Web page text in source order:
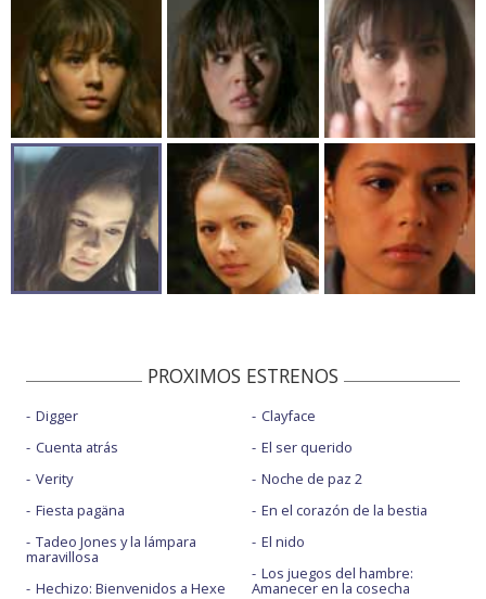
PROXIMOS ESTRENOS
Digger
Cuenta atrás
Verity
Fiesta pagäna
Tadeo Jones y la lámpara
maravillosa
Hechizo: Bienvenidos a Hexe
Clayface
El ser querido
Noche de paz 2
En el corazón de la bestia
El nido
Los juegos del hambre:
Amanecer en la cosecha